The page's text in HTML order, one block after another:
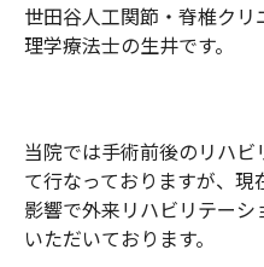
世田谷人工関節・脊椎クリ
理学療法士の生井です。
当院では手術前後のリハ
て行なっておりますが、
影響で外来リハビリテー
いただいております。